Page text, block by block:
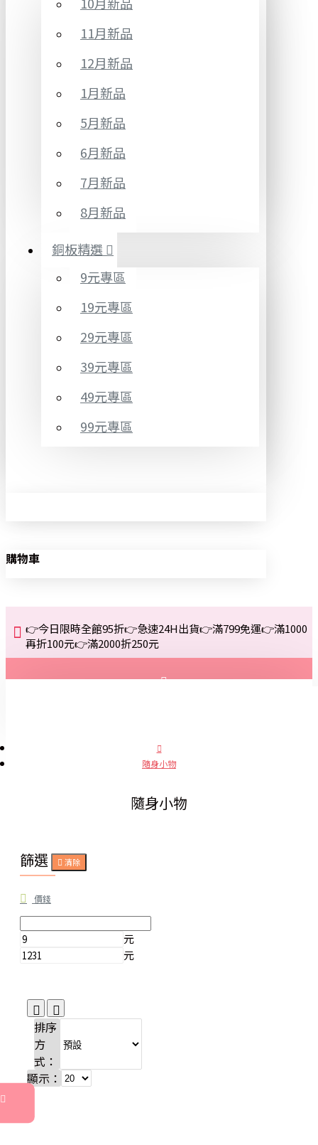
11月新品
12月新品
1月新品
5月新品
6月新品
7月新品
8月新品
銅板精選
9元專區
19元專區
29元專區
39元專區
49元專區
99元專區
購物車
👉今日限時全館95折👉急速24H出貨👉滿799免運👉滿1000
再折100元👉滿2000折250元
隨身小物
隨身小物
篩選 清除
價錢
元
元
排序
方
式：
顯示：